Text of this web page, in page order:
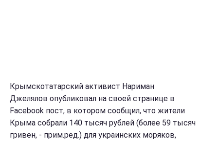
Крымскотатарский активист Нариман
Джелялов опубликовал на своей странице в
Facebook пост, в котором сообщил, что жители
Крыма собрали 140 тысяч рублей (более 59 тысяч
гривен, - прим.ред.) для украинских моряков,